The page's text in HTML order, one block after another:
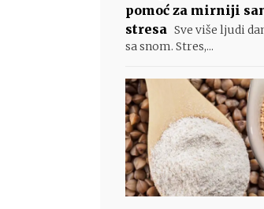
pomoć za mirniji
stresa Sve više ljudi
sa snom. Stres,...